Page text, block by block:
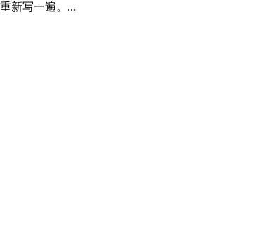
新写一遍。...